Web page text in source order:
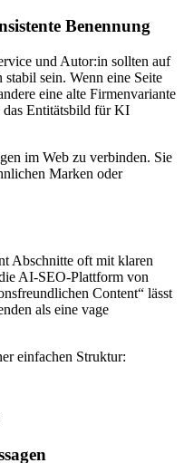
Benennung
und Autor:in sollten auf
sein. Wenn eine Seite
eine alte Firmenvariante
das Entitätsbild für KI
im Web zu verbinden. Sie
Marken oder
Abschnitte oft mit klaren
AI‑SEO‑Plattform von
Content“ lässt
als eine vage
einfachen Struktur: